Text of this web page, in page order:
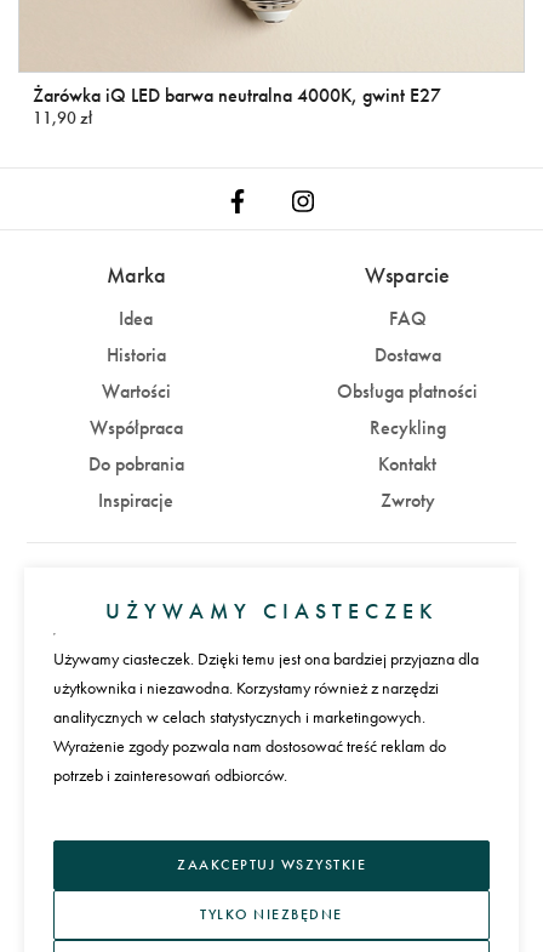
Żarówka iQ LED barwa neutralna 4000K, gwint E27
11,90 zł
Marka
Idea
Historia
Wartości
Współpraca
Do pobrania
Inspiracje
Wsparcie
FAQ
Dostawa
Obsługa płatności
Recykling
Kontakt
Zwroty
Zaloguj się Załóż konto
Płatności
Język
UŻYWAMY CIASTECZEK
Używamy ciasteczek. Dzięki temu jest ona bardziej przyjazna dla
użytkownika i niezawodna. Korzystamy również z narzędzi
analitycznych w celach statystycznych i marketingowych.
Wyrażenie zgody pozwala nam dostosować treść reklam do
potrzeb i zainteresowań odbiorców.
ZAAKCEPTUJ WSZYSTKIE
TYLKO NIEZBĘDNE